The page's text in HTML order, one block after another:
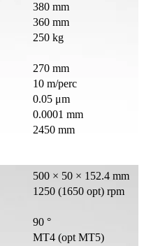
380 mm
360 mm
250 kg
270 mm
10 m/perc
0.05 μm
0.0001 mm
2450 mm
500 × 50 × 152.4 mm
1250 (1650 opt) rpm
90 °
MT4 (opt MT5)